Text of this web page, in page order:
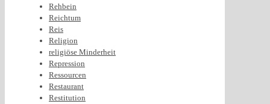
Rehbein
Reichtum
Reis
Religion
religiöse Minderheit
Repression
Ressourcen
Restaurant
Restitution